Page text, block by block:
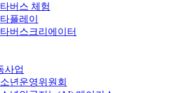
버스 체험
플레이
버스크리에이터
사업
년운영위원회